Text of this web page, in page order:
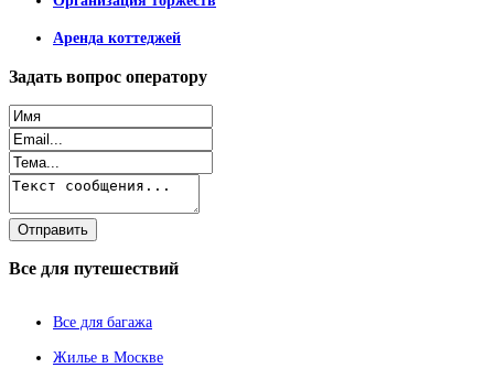
Аренда коттеджей
Задать вопрос оператору
Все для путешествий
Все для багажа
Жилье в Москве